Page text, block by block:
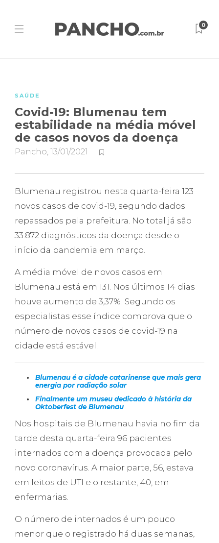
0
SAÚDE
Covid-19: Blumenau tem
estabilidade na média móvel
de casos novos da doença
Pancho, 13/01/2021
Blumenau registrou nesta quarta-feira 123
novos casos de covid-19, segundo dados
repassados pela prefeitura. No total já são
33.872 diagnósticos da doença desde o
início da pandemia em março.
A média móvel de novos casos em
Blumenau está em 131. Nos últimos 14 dias
houve aumento de 3,37%. Segundo os
especialistas esse índice comprova que o
número de novos casos de covid-19 na
cidade está estável.
Blumenau é a cidade catarinense que mais gera
energia por radiação solar
Finalmente um museu dedicado à história da
Oktoberfest de Blumenau
Nos hospitais de Blumenau havia no fim da
tarde desta quarta-feira 96 pacientes
internados com a doença provocada pelo
novo coronavírus. A maior parte, 56, estava
em leitos de UTI e o restante, 40, em
enfermarias.
O número de internados é um pouco
menor que o registrado há duas semanas,